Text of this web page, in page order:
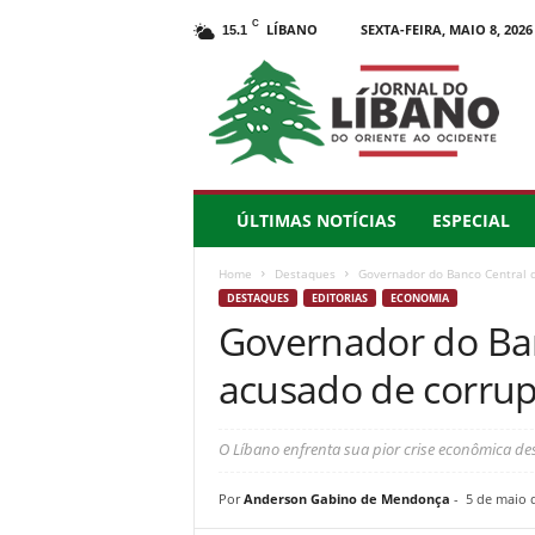
15.1 C LÍBANO SEXTA-FEIRA, MAIO 8, 2026
ÚLTIMAS NOTÍCIAS ESPECIAL
Home Destaques Governador do Banco Central
DESTAQUES EDITORIAS ECONOMIA
Governador do
acusado de
O Líbano enfrenta sua pior crise econômica
Por Anderson Gabino de Mendonça - 5 de maio